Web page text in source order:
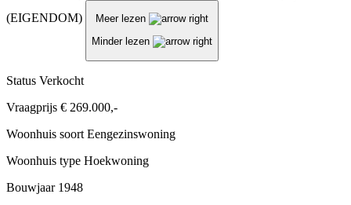
(EIGENDOM)
Meer lezen
Minder lezen
Status Verkocht
Vraagprijs € 269.000,-
Woonhuis soort Eengezinswoning
Woonhuis type Hoekwoning
Bouwjaar 1948